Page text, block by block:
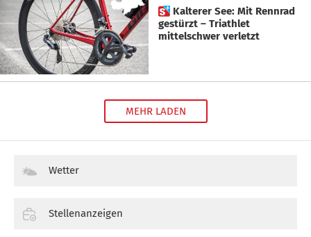
 Kalterer See: Mit Rennrad
gestürzt – Triathlet
mittelschwer verletzt
MEHR LADEN
Wetter
Stellenanzeigen